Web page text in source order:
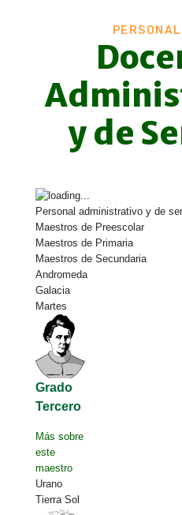
y de
Personal administrativo y de
Maestros de Preescolar
Maestros de Primaria
Maestros de Secundaria
Andromeda
Galacia
Martes
Grado
Tercero
Más sobre
este
maestro
Urano
Tierra Sol